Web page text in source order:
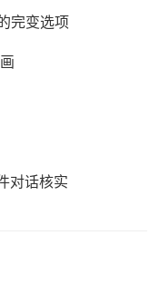
完变选项
对话核实